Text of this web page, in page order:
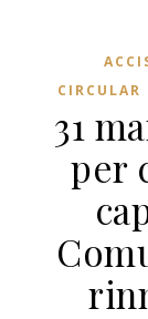
CIRCULAR
31
per